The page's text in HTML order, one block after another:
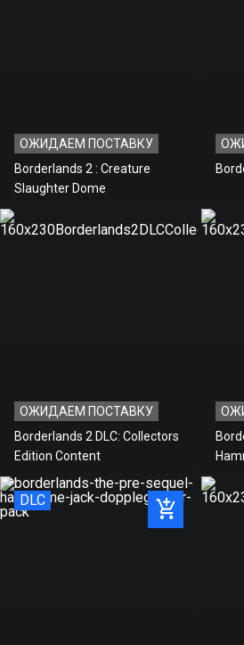
ОЖИДАЕМ ПОСТАВКУ
Borderlands 2 : Creature
Slaughter Dome
ОЖИДАЕМ ПОСТАВКУ
Borderlands 2 DLC: Collectors
Edition Content
DLC